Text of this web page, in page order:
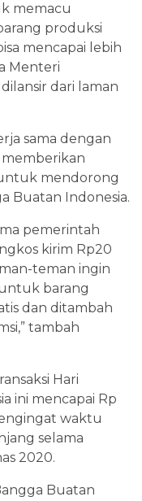
memacu
produksi
mencapai lebih
Menteri
dari laman
sama dengan
memberikan
mendorong
Buatan Indonesia.
pemerintah
kirim Rp20
teman ingin
barang
dan ditambah
tambah
Hari
ini mencapai Rp
waktu
selama
2020.
Buatan